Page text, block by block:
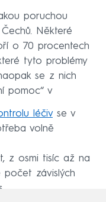
poruchou
Některé
o 70 procentech
tyto problémy
se z nich
pomoc“ v
léčivse v
volně
z osmi tisíc až na
počet závislých